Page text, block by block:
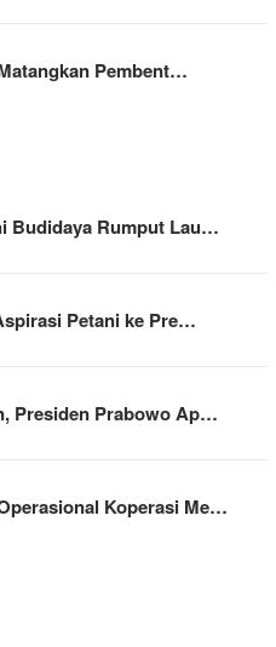
Pembent…
Budidaya Rumput Lau…
Petani ke Pre…
Presiden Prabowo Ap…
Koperasi Me…